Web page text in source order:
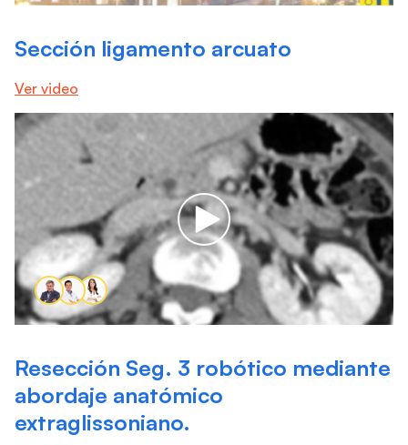
Sección ligamento arcuato
Ver video
Resección Seg. 3 robótico mediante
abordaje anatómico
extraglissoniano.